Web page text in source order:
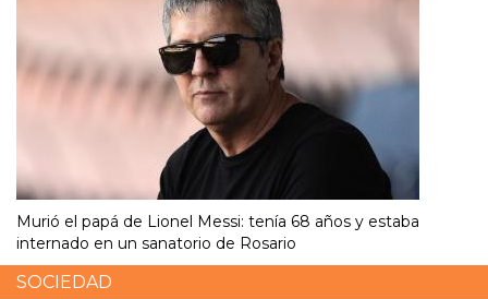
Murió el papá de Lionel Messi: tenía 68 años y estaba
internado en un sanatorio de Rosario
SOCIEDAD